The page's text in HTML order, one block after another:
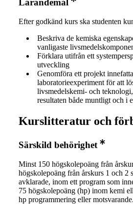
Lärandemål
Efter godkänd kurs ska studenten
Beskriva de kemiska
vanligaste
Förklara utifrån ett
utveckling
Genomföra ett projekt
laboratorieexperiment för att
livsmedelskemi- och
resultaten både muntligt och i
Kurslitteratur och
Särskild behörighet
Minst 150 högskolepoäng från
högskolepoäng från årskurs 1 och 2
avklarade, inom ett program som
75 högskolepoäng (hp) inom kemi
hp programmering eller motsvarande.